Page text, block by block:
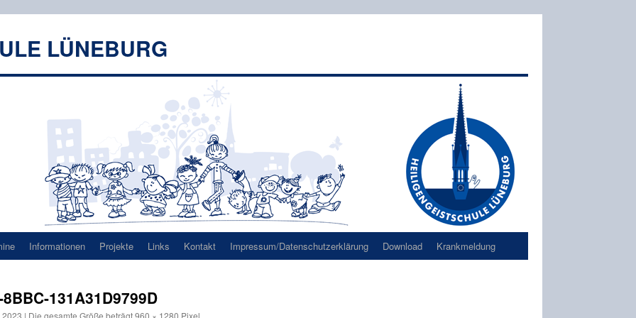
LÜNEBURG
Informationen Projekte Links Kontakt Impressum/Datenschutzerklärung Download Krankmeldung
131A31D9799D
| Die gesamte Größe beträgt960 × 1280 Pixel